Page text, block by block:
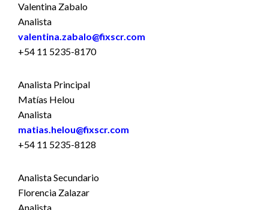
Valentina Zabalo
Analista
valentina.zabalo@fixscr.com
+54 11 5235-8170
Analista Principal
Matías Helou
Analista
matias.helou@fixscr.com
+54 11 5235-8128
Analista Secundario
Florencia Zalazar
Analista